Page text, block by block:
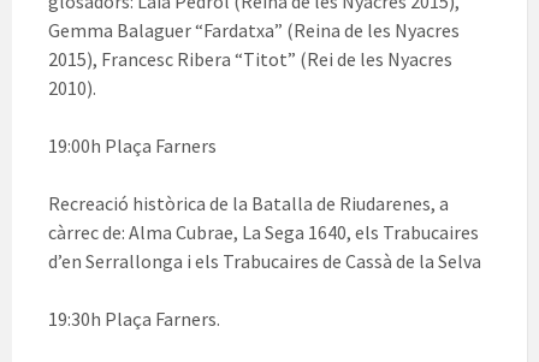
Gemma Balaguer “Fardatxa” (Reina de les Nyacres
2015), Francesc Ribera “Titot” (Rei de les Nyacres
2010).
19:00h Plaça Farners
Recreació històrica de la Batalla de Riudarenes, a
càrrec de: Alma Cubrae, La Sega 1640, els Trabucaires
d’en Serrallonga i els Trabucaires de Cassà de la Selva
19:30h Plaça Farners.